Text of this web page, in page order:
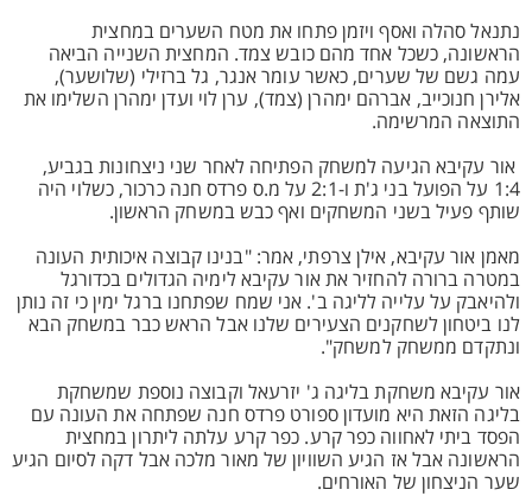
נתנאל סהלה ואסף ויזמן פתחו את מטח השערים במחצית
הראשונה, כשכל אחד מהם כובש צמד. המחצית השנייה הביאה
עמה גשם של שערים, כאשר עומר אנגר, גל ברזילי (שלושער),
אלירן חנוכייב, אברהם ימהרן (צמד), ערן לוי ועדן ימהרן השלימו את
התוצאה המרשימה.
אור עקיבא הגיעה למשחק הפתיחה לאחר שני ניצחונות בגביע,
1:4 על הפועל בני ג'ת ו-2:1 על מ.ס פרדס חנה כרכור, כשלוי היה
שותף פעיל בשני המשחקים ואף כבש במשחק הראשון.
מאמן אור עקיבא, אילן צרפתי, אמר: "בנינו קבוצה איכותית העונה
במטרה ברורה להחזיר את אור עקיבא לימיה הגדולים בכדורגל
ולהיאבק על עלייה לליגה ב'. אני שמח שפתחנו ברגל ימין כי זה נותן
לנו ביטחון לשחקנים הצעירים שלנו אבל הראש כבר במשחק הבא
ונתקדם ממשחק למשחק".
אור עקיבא משחקת בליגה ג' יזרעאל וקבוצה נוספת שמשחקת
בליגה הזאת היא מועדון ספורט פרדס חנה שפתחה את העונה עם
הפסד ביתי לאחווה כפר קרע. כפר קרע עלתה ליתרון במחצית
הראשונה אבל אז הגיע השוויון של מאור מלכה אבל דקה לסיום הגיע
שער הניצחון של האורחים.